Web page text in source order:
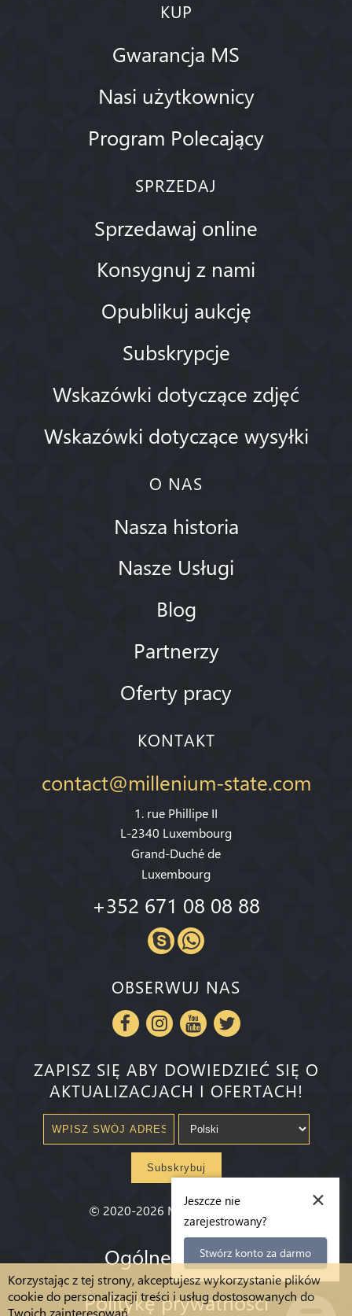
Korzystając z tej strony, akceptujesz wykorzystanie plików
cookie do personalizacji treści i usług dostosowanych do
Twoich zainteresowań
KUP
Gwarancja MS
Nasi użytkownicy
Program Polecający
SPRZEDAJ
Sprzedawaj online
Konsygnuj z nami
Opublikuj aukcję
Subskrypcje
Wskazówki dotyczące zdjęć
Wskazówki dotyczące wysyłki
O NAS
Nasza historia
Nasze Usługi
Blog
Partnerzy
Oferty pracy
KONTAKT
contact@millenium-state.com
1. rue Phillipe II
L-2340 Luxembourg
Grand-Duché de
Luxembourg
+352 671 08 08 88
OBSERWUJ NAS
ZAPISZ SIĘ ABY DOWIEDZIEĆ SIĘ O
AKTUALIZACJACH I OFERTACH!
Subskrybuj
© 2020-2026 Millenium State
Ogólne warunki
Politykę prywatności
×
Jeszcze nie
zarejestrowany?
Stwórz konto za darmo